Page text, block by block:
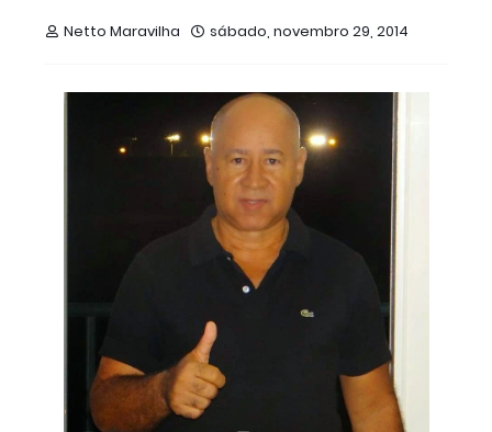
Netto Maravilha sábado, novembro 29, 2014